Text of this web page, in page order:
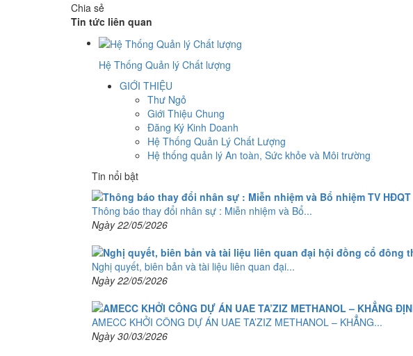
Chia sẻ
Tin tức liên quan
Hệ Thống Quản lý Chất lượng
GIỚI THIỆU
Thư Ngỏ
Giới Thiệu Chung
Đăng Ký Kinh Doanh
Hệ Thống Quản Lý Chất Lượng
Hệ thống quản lý An toàn, Sức khỏe và Môi trường
Tin nổi bật
Thông báo thay đổi nhân sự : Miễn nhiệm và Bổ...
Ngày 22/05/2026
Nghị quyết, biên bản và tài liệu liên quan đại...
Ngày 22/05/2026
AMECC KHỞI CÔNG DỰ ÁN UAE TA’ZIZ METHANOL – KHẲNG...
Ngày 30/03/2026